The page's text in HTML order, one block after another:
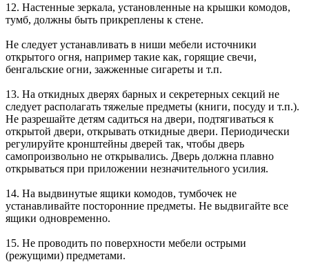
12. Настенные зеркала, установленные на крышки комодов,
тумб, должны быть прикреплены к стене.
Не следует устанавливать в ниши мебели источники
открытого огня, например такие как, горящие свечи,
бенгальские огни, зажженные сигареты и т.п.
13. На откидных дверях барных и секретерных секций не
следует располагать тяжелые предметы (книги, посуду и т.п.).
Не разрешайте детям садиться на двери, подтягиваться к
открытой двери, открывать откидные двери. Периодически
регулируйте кронштейны дверей так, чтобы дверь
самопроизвольно не открывались. Дверь должна плавно
открываться при приложении незначительного усилия.
14. На выдвинутые ящики комодов, тумбочек не
устанавливайте посторонние предметы. Не выдвигайте все
ящики одновременно.
15. Не проводить по поверхности мебели острыми
(режущими) предметами.